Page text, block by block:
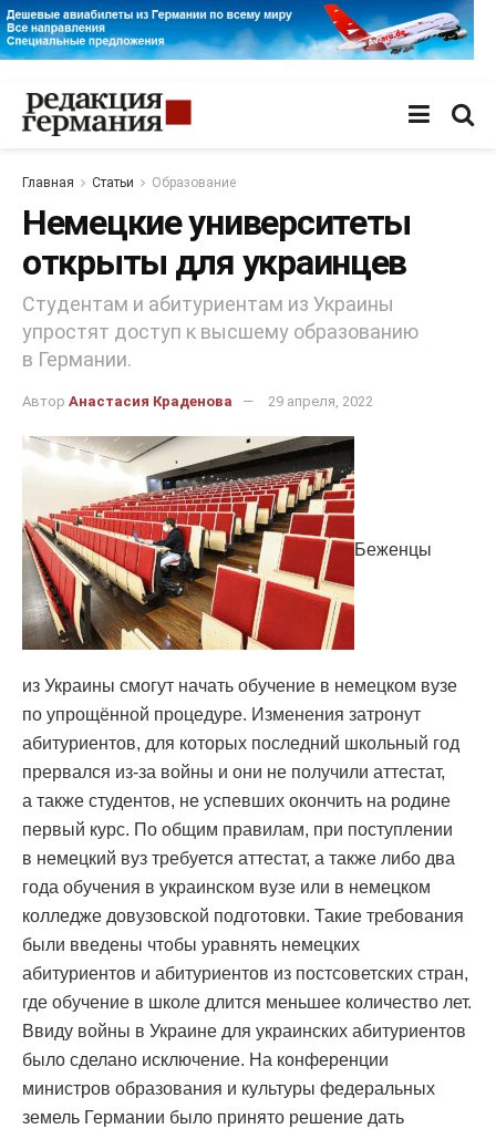
Главная Статьи Образование
Немецкие университеты
открыты для украинцев
Студентам и абитуриентам из Украины
упростят доступ к высшему образованию
в Германии.
Автор Анастасия Краденова 29 апреля, 2022
Беженцы
из Украины смогут начать обучение в немецком вузе
по упрощённой процедуре. Изменения затронут
абитуриентов, для которых последний школьный год
прервался из-за войны и они не получили аттестат,
а также студентов, не успевших окончить на родине
первый курс. По общим правилам, при поступлении
в немецкий вуз требуется аттестат, а также либо два
года обучения в украинском вузе или в немецком
колледже довузовской подготовки. Такие требования
были введены чтобы уравнять немецких
абитуриентов и абитуриентов из постсоветских стран,
где обучение в школе длится меньшее количество лет.
Ввиду войны в Украине для украинских абитуриентов
было сделано исключение. На конференции
министров образования и культуры федеральных
земель Германии было принято решение дать